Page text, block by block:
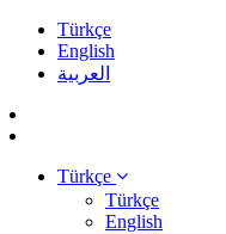
Türkçe
English
العربية
Türkçe
Türkçe
English